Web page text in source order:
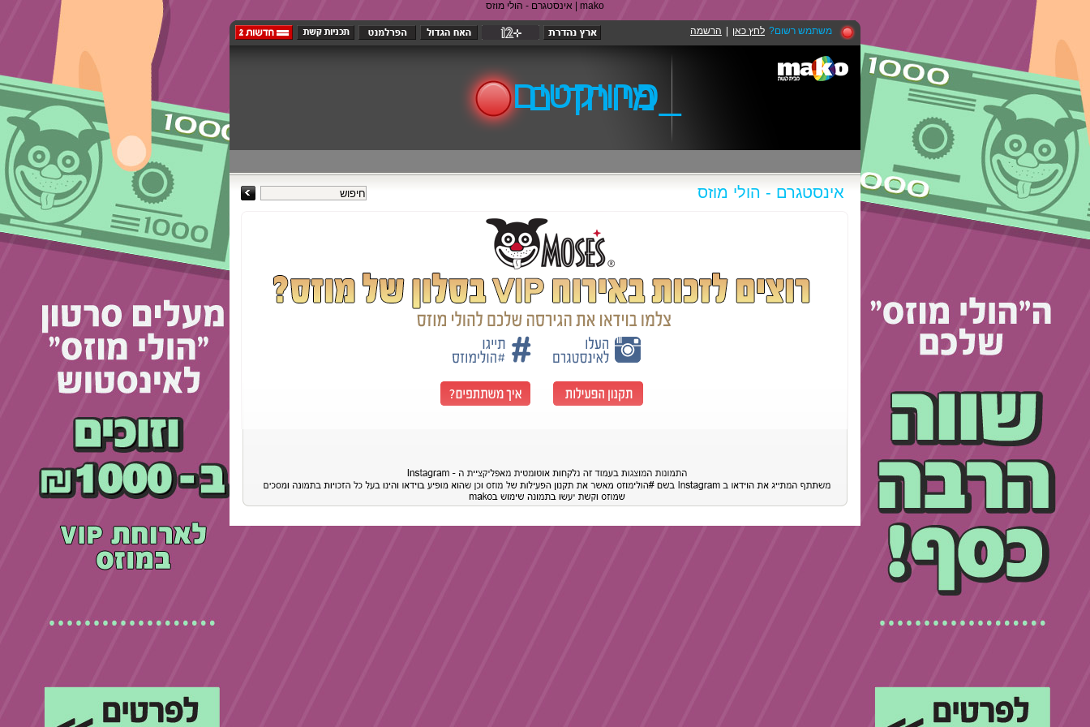
אינסטגרם - הולי מוזס | mako
משתמש רשום? לחץ כאן הרשמה
_פרויקטים
אינסטגרם - הולי מוזס